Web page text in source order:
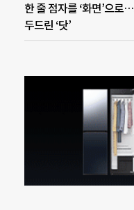
한 줄 점자를 ‘화면’으로
두드린 ‘닷’